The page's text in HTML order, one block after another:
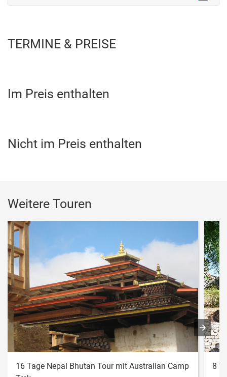
TERMINE & PREISE
Im Preis enthalten
Nicht im Preis enthalten
Weitere Touren
16 Tage Nepal Bhutan Tour mit Australian Camp
8